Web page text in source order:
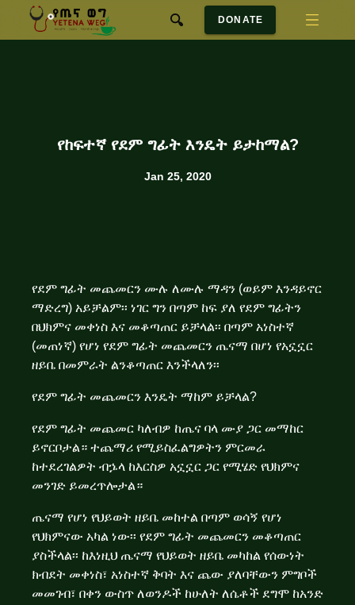
DONATE
የከፍተኛ የደም ግፊት እንዴት ይታከማል?
Jan 25, 2020
የደም ግፊት መጨመርን ሙሉ ለሙሉ ማዳን (ወይም እንዳይኖር
ማድረግ) አይቻልም፡፡ ነገር ግን በጣም ከፍ ያለ የደም ግፊትን
በህክምና መቀነስ እና መቆጣጠር ይቻላል፡፡ በጣም አነስተኛ
(መጠነኛ) የሆነ የደም ግፊት መጨመርን ጤናማ በሆነ የአኗኗር
ዘይቤ በመምራት ልንቆጣጠር እንችላለን፡፡
የደም ግፊት መጨመርን እንዴት ማከም ይቻላል?
የደም ግፊት መጨመር ካለብዎ ከጤና ባላ ሙያ ጋር መማከር
ይኖርቦታል። ተጨማሪ የሚይስፈልግዎትን ምርመራ
ከተደረገልዎት ብኌላ ከእርስዎ አኗኗር ጋር የሚሄድ የህክምና
መንገድ ይመረጥሎታል።
ጤናማ የሆነ የህይወት ዘይቤ መከተል በጣም ወሳኝ የሆነ
የህክምናው አካል ነው፡፡ የደም ግፊት መጨመርን መቆጣጠር
ያስችላል፡፡ ከእነዚህ ጤናማ የህይወት ዘይቤ መካከል የሰውነት
ክብደት መቀነስ፣ አነስተኛ ቅባት እና ጨው ያለባቸውን ምግቦች
መመገብ፣ በቀን ውስጥ ለወንዶች ከሁለት ለሴቶች ደግሞ ከአንድ